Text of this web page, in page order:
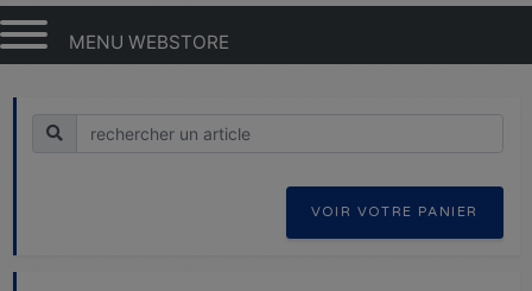
MENU WEBSTORE
Recherche
VOIR VOTRE PANIER